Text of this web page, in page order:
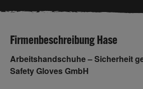
Firmenbeschreibung Hase
Arbeitshandschuhe – Sicherheit
Safety Gloves GmbH